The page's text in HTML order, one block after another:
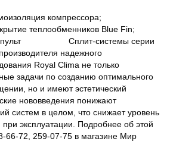
компрессора;
теплообменников Blue Fin;
пульт Сплит-системы серии
надежного
Royal Clima не только
задачи по созданию оптимального
но и имеют эстетический
нововведения понижают
систем в целом, что снижает уровень
при эксплуатации. Подробнее об этой
66-72, 259-07-75 в магазине Мир